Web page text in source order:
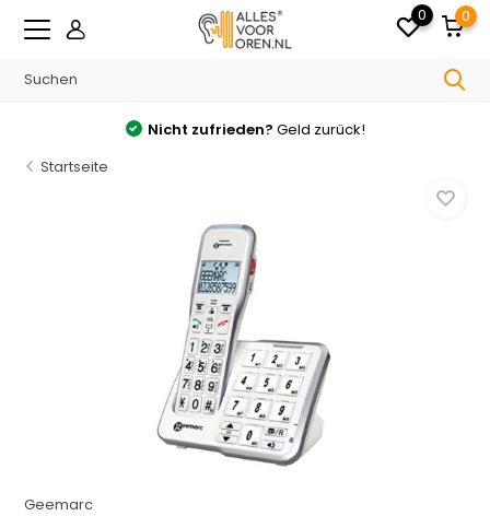
0 0
Nicht zufrieden? Geld zurück!
Startseite
Geemarc